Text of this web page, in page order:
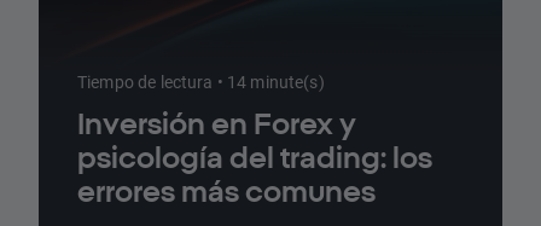
Tiempo de lectura • 14 minute(s)
Inversión en Forex y
psicología del trading: los
errores más comunes